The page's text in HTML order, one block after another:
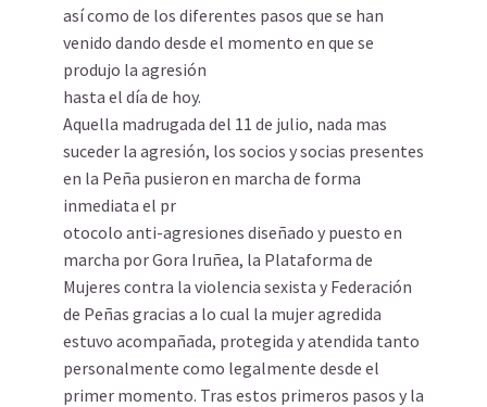
así como de los diferentes pasos que se han
venido dando desde el momento en que se
produjo la agresión
hasta el día de hoy.
Aquella madrugada del 11 de julio, nada mas
suceder la agresión, los socios y socias presentes
en la Peña pusieron en marcha de forma
inmediata el pr
otocolo anti-agresiones diseñado y puesto en
marcha por Gora Iruñea, la Plataforma de
Mujeres contra la violencia sexista y Federación
de Peñas gracias a lo cual la mujer agredida
estuvo acompañada, protegida y atendida tanto
personalmente como legalmente desde el
primer momento. Tras estos primeros pasos y la